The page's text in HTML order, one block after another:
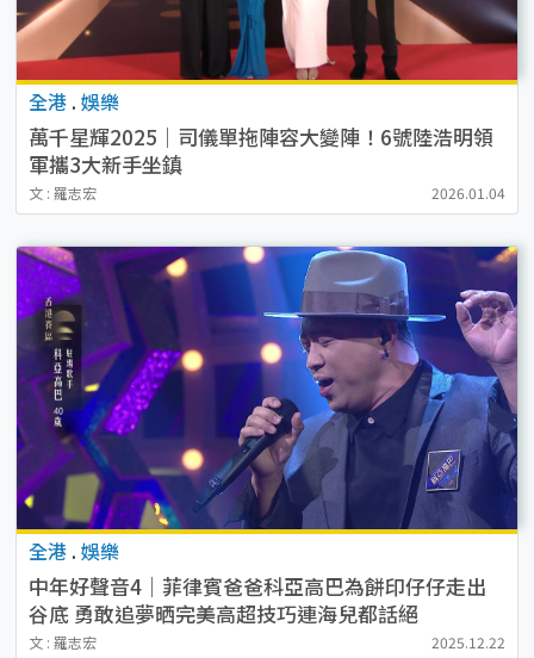
全港 . 娛樂
萬千星輝2025｜司儀單拖陣容大變陣！6號陸浩明領
軍攜3大新手坐鎮
文 : 羅志宏 2026.01.04
全港 . 娛樂
中年好聲音4｜菲律賓爸爸科亞高巴為餅印仔仔走出
谷底 勇敢追夢晒完美高超技巧連海兒都話絕
文 : 羅志宏 2025.12.22